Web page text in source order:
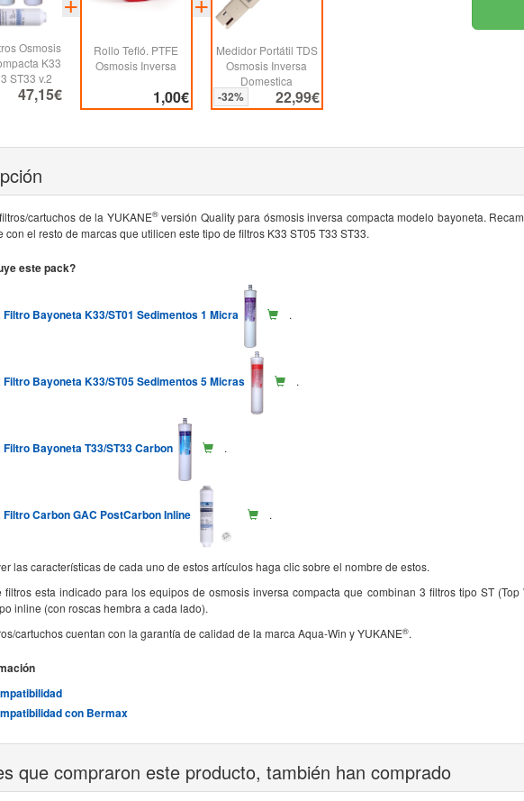
Osmosis
K33
ST33 v.2
47,15€
Rollo Tefló. PTFE
Osmosis Inversa
1,00€
Medidor Portátil TDS
Osmosis Inversa
Domestica
22,99€
-32%
cartuchos de la YUKANE®versión Quality para ósmosis inversa compacta modelo bayoneta.
con el resto de marcas que utilicen este tipo de filtros K33 ST05 T33 ST33.
este pack?
Filtro Bayoneta K33/ST01 Sedimentos 1 Micra .
Filtro Bayoneta K33/ST05 Sedimentos 5 Micras .
Filtro Bayoneta T33/ST33 Carbon .
Filtro Carbon GAC PostCarbon Inline .
las características de cada uno de estos artículos haga clic sobre el nombre de estos.
filtros esta indicado para los equipos de osmosis inversa compacta que combinan 3 filtros tipo ST
inline (con roscas hembra a cada lado).
cartuchos cuentan con la garantía de calidad de la marca Aqua-Win y YUKANE®.
con Bermax
que compraron este producto, también han comprado